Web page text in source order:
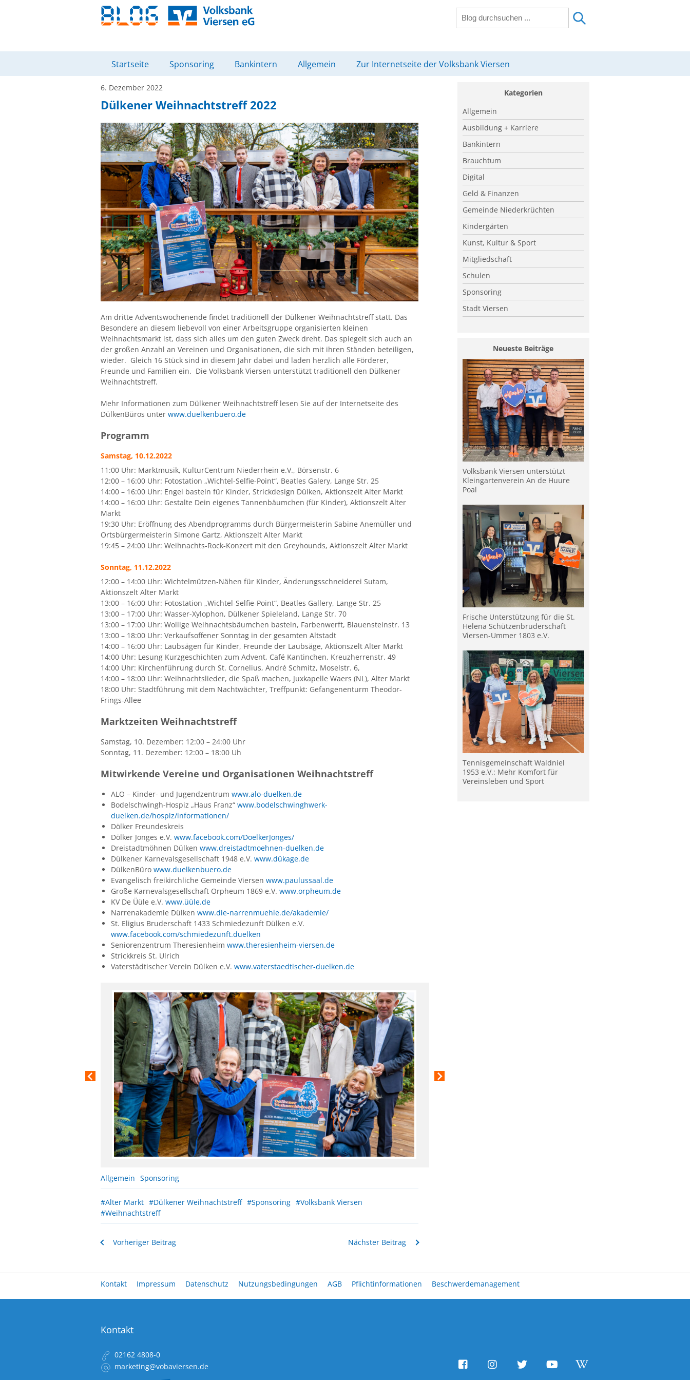
Startseite Sponsoring Bankintern Allgemein Zur Internetseite der Volksbank Viersen
6. Dezember 2022
Dülkener Weihnachtstreff 2022
Am dritte Adventswochenende findet traditionell der Dülkener Weihnachtstreff statt. Das
Besondere an diesem liebevoll von einer Arbeitsgruppe organisierten kleinen
Weihnachtsmarkt ist, dass sich alles um den guten Zweck dreht. Das spiegelt sich auch an
der großen Anzahl an Vereinen und Organisationen, die sich mit ihren Ständen beteiligen,
wieder. Gleich 16 Stück sind in diesem Jahr dabei und laden herzlich alle Förderer,
Freunde und Familien ein. Die Volksbank Viersen unterstützt traditionell den Dülkener
Weihnachtstreff.
Mehr Informationen zum Dülkener Weihnachtstreff lesen Sie auf der Internetseite des
DülkenBüros unter www.duelkenbuero.de
Programm
Samstag, 10.12.2022
11:00 Uhr: Marktmusik, KulturCentrum Niederrhein e.V., Börsenstr. 6
12:00 – 16:00 Uhr: Fotostation „Wichtel-Selfie-Point“, Beatles Galery, Lange Str. 25
14:00 – 16:00 Uhr: Engel basteln für Kinder, Strickdesign Dülken, Aktionszelt Alter Markt
14:00 – 16:00 Uhr: Gestalte Dein eigenes Tannenbäumchen (für Kinder), Aktionszelt Alter
Markt
19:30 Uhr: Eröffnung des Abendprogramms durch Bürgermeisterin Sabine Anemüller und
Ortsbürgermeisterin Simone Gartz, Aktionszelt Alter Markt
19:45 – 24:00 Uhr: Weihnachts-Rock-Konzert mit den Greyhounds, Aktionszelt Alter Markt
Sonntag, 11.12.2022
12:00 – 14:00 Uhr: Wichtelmützen-Nähen für Kinder, Änderungsschneiderei Sutam,
Aktionszelt Alter Markt
13:00 – 16:00 Uhr: Fotostation „Wichtel-Selfie-Point“, Beatles Gallery, Lange Str. 25
13:00 – 17:00 Uhr: Wasser-Xylophon, Dülkener Spieleland, Lange Str. 70
13:00 – 17:00 Uhr: Wollige Weihnachtsbäumchen basteln, Farbenwerft, Blauensteinstr. 13
13:00 – 18:00 Uhr: Verkaufsoffener Sonntag in der gesamten Altstadt
14:00 – 16:00 Uhr: Laubsägen für Kinder, Freunde der Laubsäge, Aktionszelt Alter Markt
14:00 Uhr: Lesung Kurzgeschichten zum Advent, Café Kantinchen, Kreuzherrenstr. 49
14:00 Uhr: Kirchenführung durch St. Cornelius, André Schmitz, Moselstr. 6,
14:00 – 18:00 Uhr: Weihnachtslieder, die Spaß machen, Juxkapelle Waers (NL), Alter Markt
18:00 Uhr: Stadtführung mit dem Nachtwächter, Treffpunkt: Gefangenenturm Theodor-
Frings-Allee
Marktzeiten Weihnachtstreff
Samstag, 10. Dezember: 12:00 – 24:00 Uhr
Sonntag, 11. Dezember: 12:00 – 18:00 Uh
Mitwirkende Vereine und Organisationen Weihnachtstreff
ALO – Kinder- und Jugendzentrum www.alo-duelken.de
Bodelschwingh-Hospiz „Haus Franz“ www.bodelschwinghwerk-
duelken.de/hospiz/informationen/
Dölker Freundeskreis
Dölker Jonges e.V. www.facebook.com/DoelkerJonges/
Dreistadtmöhnen Dülken www.dreistadtmoehnen-duelken.de
Dülkener Karnevalsgesellschaft 1948 e.V. www.dükage.de
DülkenBüro www.duelkenbuero.de
Evangelisch freikirchliche Gemeinde Viersen www.paulussaal.de
Große Karnevalsgesellschaft Orpheum 1869 e.V. www.orpheum.de
KV De Üüle e.V. www.üüle.de
Narrenakademie Dülken www.die-narrenmuehle.de/akademie/
St. Eligius Bruderschaft 1433 Schmiedezunft Dülken e.V.
www.facebook.com/schmiedezunft.duelken
Seniorenzentrum Theresienheim www.theresienheim-viersen.de
Strickkreis St. Ulrich
Vaterstädtischer Verein Dülken e.V. www.vaterstaedtischer-duelken.de
Allgemein Sponsoring
#Alter Markt #Dülkener Weihnachtstreff #Sponsoring #Volksbank Viersen
#Weihnachtstreff
Vorheriger Beitrag Nächster Beitrag
Kategorien
Allgemein
Ausbildung + Karriere
Bankintern
Brauchtum
Digital
Geld & Finanzen
Gemeinde Niederkrüchten
Kindergärten
Kunst, Kultur & Sport
Mitgliedschaft
Schulen
Sponsoring
Stadt Viersen
Neueste Beiträge
Volksbank Viersen unterstützt
Kleingartenverein An de Huure
Poal
Frische Unterstützung für die St.
Helena Schützenbruderschaft
Viersen-Ummer 1803 e.V.
Tennisgemeinschaft Waldniel
1953 e.V.: Mehr Komfort für
Vereinsleben und Sport
Kontakt Impressum Datenschutz Nutzungsbedingungen AGB Pflichtinformationen Beschwerdemanagement
Kontakt
02162 4808-0
marketing@vobaviersen.de